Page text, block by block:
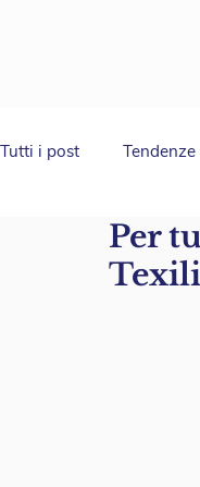
Tutti i post Tendenze
Per